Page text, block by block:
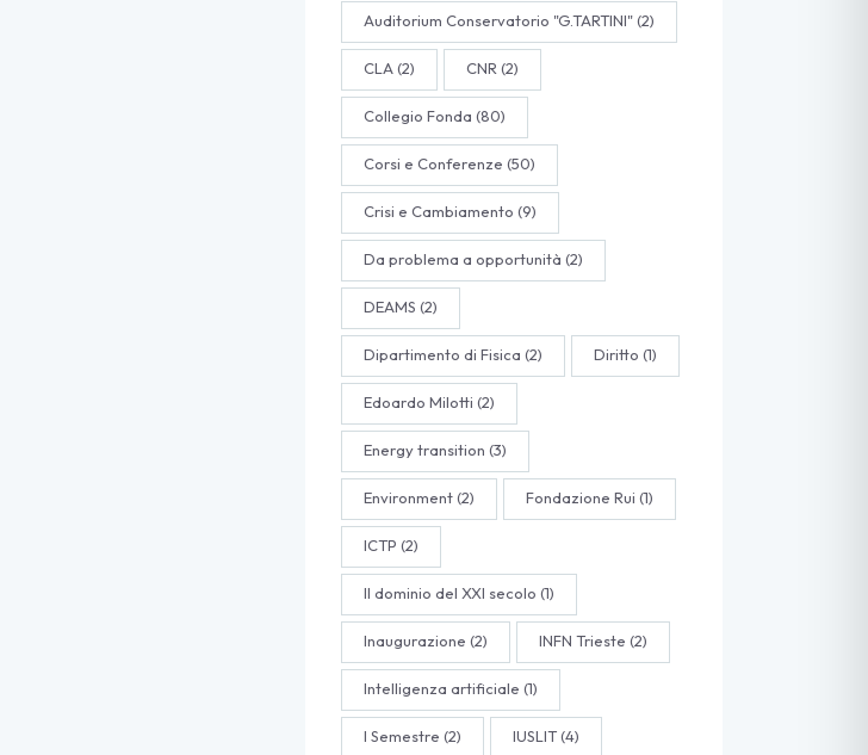
Auditorium Conservatorio "G.TARTINI"(2)
CLA(2) CNR(2)
Collegio Fonda (80)
Corsi e Conferenze (50)
Crisi e Cambiamento (9)
Da problema a opportunità (2)
DEAMS (2)
Dipartimento di Fisica (2) Diritto (1)
Edoardo Milotti (2)
Energy transition (3)
Environment(2) Fondazione Rui (1)
ICTP (2)
Il dominio del XXI secolo (1)
Inaugurazione (2) INFN Trieste (2)
Intelligenza artificiale (1)
I Semestre (2) IUSLIT(4)